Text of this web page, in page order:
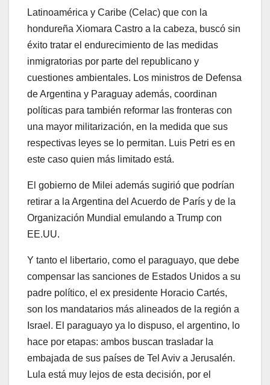
Latinoamérica y Caribe (Celac) que con la
hondureña Xiomara Castro a la cabeza, buscó sin
éxito tratar el endurecimiento de las medidas
inmigratorias por parte del republicano y
cuestiones ambientales. Los ministros de Defensa
de Argentina y Paraguay además, coordinan
políticas para también reformar las fronteras con
una mayor militarización, en la medida que sus
respectivas leyes se lo permitan. Luis Petri es en
este caso quien más limitado está.
El gobierno de Milei además sugirió que podrían
retirar a la Argentina del Acuerdo de París y de la
Organización Mundial emulando a Trump con
EE.UU.
Y tanto el libertario, como el paraguayo, que debe
compensar las sanciones de Estados Unidos a su
padre político, el ex presidente Horacio Cartés,
son los mandatarios más alineados de la región a
Israel. El paraguayo ya lo dispuso, el argentino, lo
hace por etapas: ambos buscan trasladar la
embajada de sus países de Tel Aviv a Jerusalén.
Lula está muy lejos de esta decisión, por el